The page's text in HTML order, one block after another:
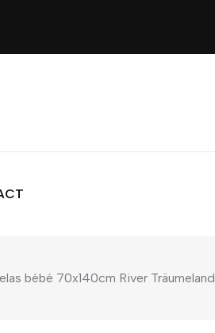
bébé 70x140cm River Träumeland